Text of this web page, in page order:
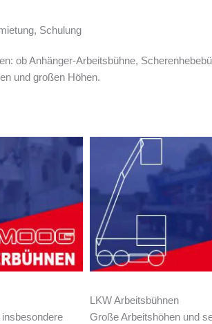
Schulung
ob Anhänger-Arbeitsbühne,
und großen Höhen.
LKW Arbeitsbühnen
Große Arbeitshöhen und